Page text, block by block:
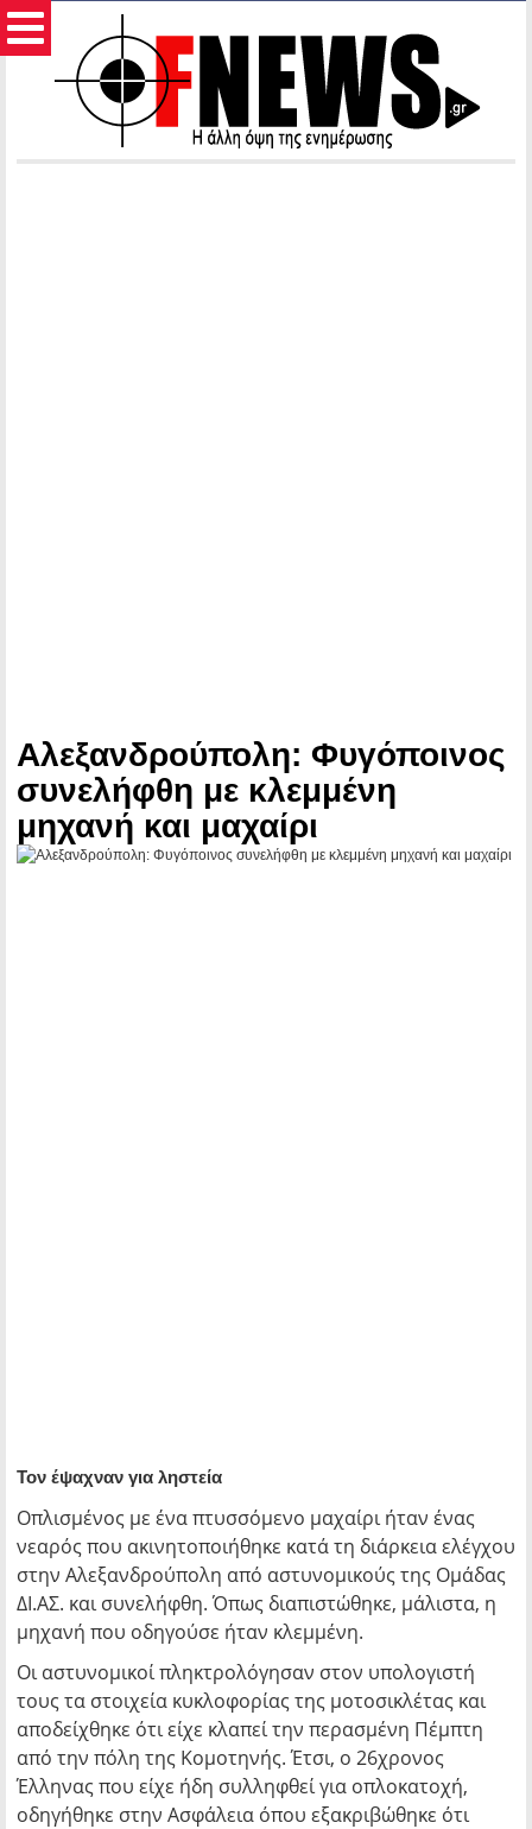
Αλεξανδρούπολη: Φυγόποινος
συνελήφθη με κλεμμένη
μηχανή και μαχαίρι
Τον έψαχναν για ληστεία
Οπλισμένος με ένα πτυσσόμενο μαχαίρι ήταν ένας
νεαρός που ακινητοποιήθηκε κατά τη διάρκεια ελέγχου
στην Αλεξανδρούπολη από αστυνομικούς της Ομάδας
ΔΙ.ΑΣ. και συνελήφθη. Όπως διαπιστώθηκε, μάλιστα, η
μηχανή που οδηγούσε ήταν κλεμμένη.
Οι αστυνομικοί πληκτρολόγησαν στον υπολογιστή
τους τα στοιχεία κυκλοφορίας της μοτοσικλέτας και
αποδείχθηκε ότι είχε κλαπεί την περασμένη Πέμπτη
από την πόλη της Κομοτηνής. Έτσι, ο 26χρονος
Έλληνας που είχε ήδη συλληφθεί για οπλοκατοχή,
οδηγήθηκε στην Ασφάλεια όπου εξακριβώθηκε ότι